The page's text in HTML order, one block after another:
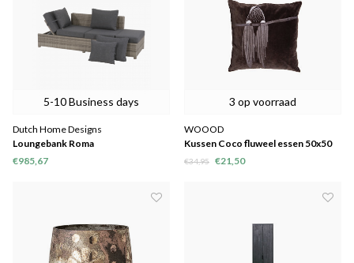
5-10 Business days
Dutch Home Designs
Loungebank Roma
€985,67
3 op voorraad
WOOOD
Kussen Coco fluweel essen 50x50
€34,95 €21,50